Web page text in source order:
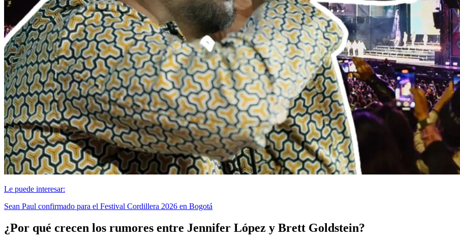
Le puede interesar:
Sean Paul confirmado para el Festival Cordillera 2026 en Bogotá
¿Por qué crecen los rumores entre Jennifer López y Brett Goldstein?